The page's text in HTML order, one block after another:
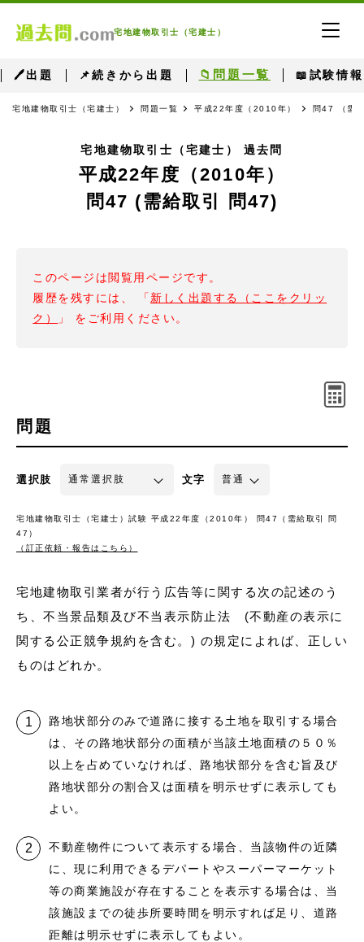
宅地建物取引士（宅建士）
🖊出題 📌続きから出題 📁問題一覧 📖試験情報
宅地建物取引士（宅建士） 問題一覧 平成22年度（2010年） 問47 （需
宅地建物取引士（宅建士） 過去問
平成22年度（2010年）
問47 (需給取引 問47)
このページは閲覧用ページです。
履歴を残すには、 「 新しく出題する（ここをクリッ
ク）
」 をご利用ください。
問題
選択肢 文字
宅地建物取引士（宅建士）試験 平成22年度（2010年） 問47（需給取引 問
47）
（訂正依頼・報告はこちら）
宅地建物取引業者が行う広告等に関する次の記述のう
ち、不当景品類及び不当表示防止法 (不動産の表示に
関する公正競争規約を含む。) の規定によれば、正しい
ものはどれか。
路地状部分のみで道路に接する土地を取引する場合
は、その路地状部分の面積が当該土地面積の５０％
以上を占めていなければ、路地状部分を含む旨及び
路地状部分の割合又は面積を明示せずに表示しても
よい。
不動産物件について表示する場合、当該物件の近隣
に、現に利用できるデパートやスーパーマーケット
等の商業施設が存在することを表示する場合は、当
該施設までの徒歩所要時間を明示すれば足り、道路
距離は明示せずに表示してもよい。